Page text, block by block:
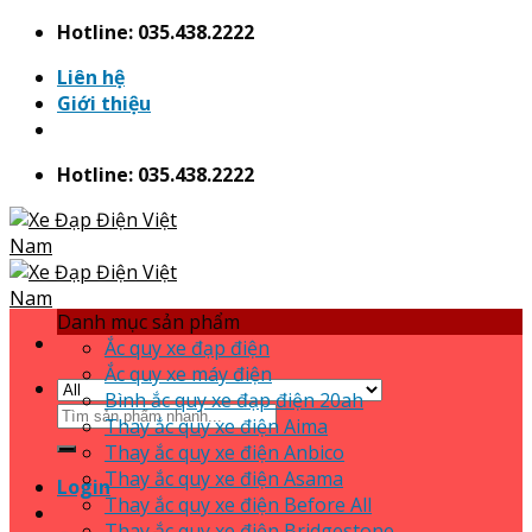
Skip
content
Hotline: 035.438.2222
Liên hệ
Giới thiệu
Hotline: 035.438.2222
Search
for:
Login
Danh mục sản phẩm
Ắc quy xe đạp điện
Ắc quy xe máy điện
Bình ắc quy xe đạp điện 20ah
Thay ắc quy xe điện Aima
Thay ắc quy xe điện Anbico
Thay ắc quy xe điện Asama
Thay ắc quy xe điện Before All